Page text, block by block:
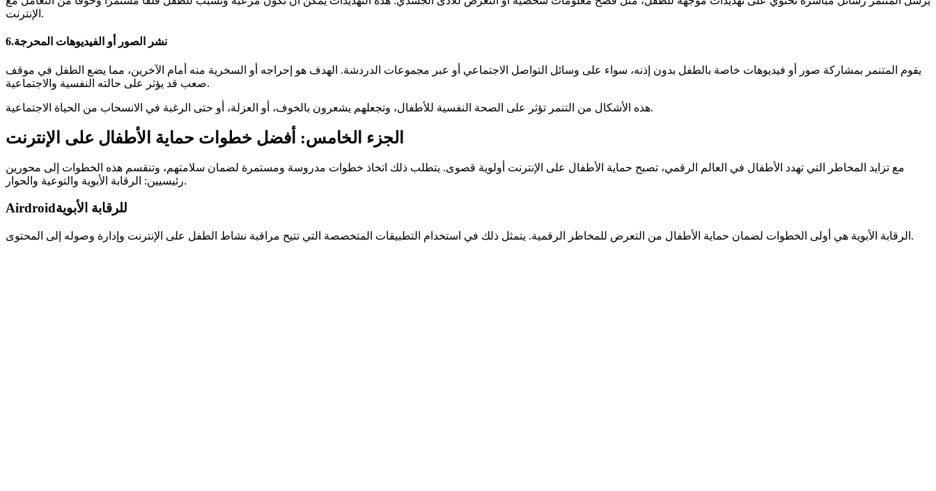
الإنترنت.
6.نشر الصور أو الفيديوهات المحرجة
يقوم المتنمر بمشاركة صور أو فيديوهات خاصة بالطفل بدون إذنه، سواء على وسائل التواصل الاجتماعي أو عبر مجموعات الدردشة. الهدف هو إحراجه أو السخرية منه أمام الآخرين، مما يضع الطفل في موقف
صعب قد يؤثر على حالته النفسية والاجتماعية.
هذه الأشكال من التنمر تؤثر على الصحة النفسية للأطفال، وتجعلهم يشعرون بالخوف، أو العزلة، أو حتى الرغبة في الانسحاب من الحياة الاجتماعية.
الجزء الخامس: أفضل خطوات حماية الأطفال على الإنترنت
مع تزايد المخاطر التي تهدد الأطفال في العالم الرقمي، تصبح حماية الأطفال على الإنترنت أولوية قصوى. يتطلب ذلك اتخاذ خطوات مدروسة ومستمرة لضمان سلامتهم، وتنقسم هذه الخطوات إلى محورين
رئيسيين: الرقابة الأبوية والتوعية والحوار.
Airdroidللرقابة الأبوية
الرقابة الأبوية هي أولى الخطوات لضمان حماية الأطفال من التعرض للمخاطر الرقمية. يتمثل ذلك في استخدام التطبيقات المتخصصة التي تتيح مراقبة نشاط الطفل على الإنترنت وإدارة وصوله إلى المحتوى.